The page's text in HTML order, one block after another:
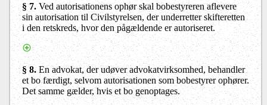
§ 7.Ved autorisationens ophør skal bobestyreren aflevere
sin autorisation til Civilstyrelsen, der underretter skifteretten
i den retskreds, hvor den pågældende er autoriseret.
§ 8.En advokat, der udøver advokatvirksomhed, behandler
et bo færdigt, selvom autorisationen som bobestyrer ophører.
Det samme gælder, hvis et bo genoptages.